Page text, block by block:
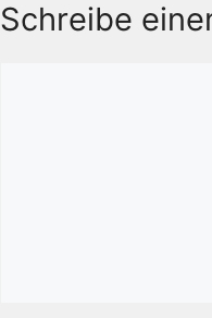
Schreibe